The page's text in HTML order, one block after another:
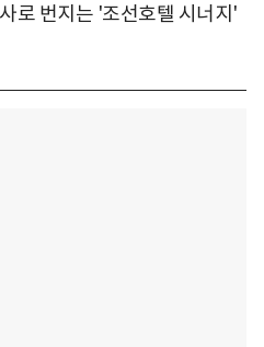
로 번지는 '조선호텔 시너지'